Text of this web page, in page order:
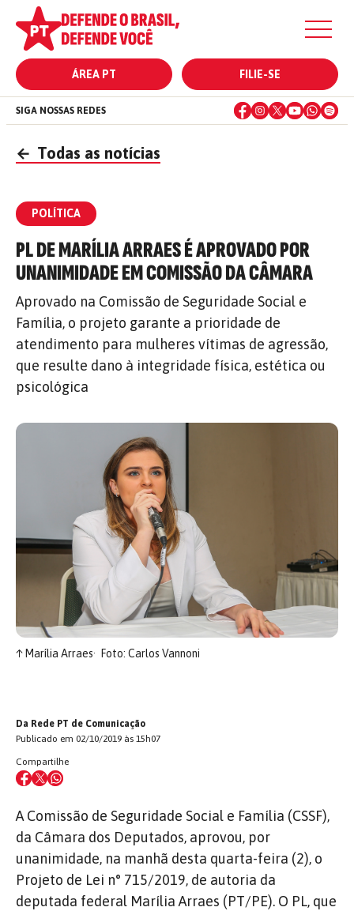
ÁREA PT FILIE-SE
SIGA NOSSAS REDES
← Todas as notícias
POLÍTICA
PL DE MARÍLIA ARRAES É APROVADO POR
UNANIMIDADE EM COMISSÃO DA CÂMARA
Aprovado na Comissão de Seguridade Social e
Família, o projeto garante a prioridade de
atendimento para mulheres vítimas de agressão,
que resulte dano à integridade física, estética ou
psicológica
↑Marília Arraes Foto: Carlos Vannoni
Da Rede PT de Comunicação
Publicado em 02/10/2019 às 15h07
Compartilhe
A Comissão de Seguridade Social e Família (CSSF),
da Câmara dos Deputados, aprovou, por
unanimidade, na manhã desta quarta-feira (2), o
Projeto de Lei n° 715/2019, de autoria da
deputada federal Marília Arraes (PT/PE). O PL, que